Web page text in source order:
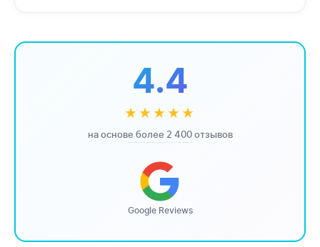
4.4
★★★★★
на основе более 2 400 отзывов
Google Reviews